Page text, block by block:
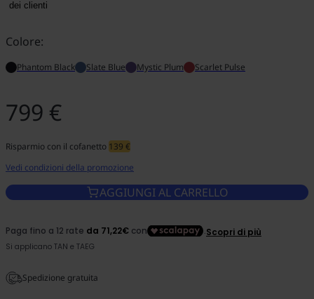
dei clienti
Spedizione gratuita
Colore:
Phantom Black Slate Blue Mystic Plum Scarlet Pulse
799 €
Risparmio con il cofanetto 139 €
Vedi condizioni della promozione
AGGIUNGI AL CARRELLO